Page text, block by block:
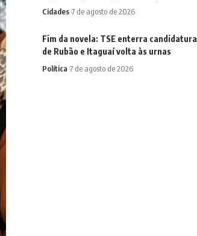
Cidades 7 de agosto de 2026
Fim da novela: TSE enterra candidatura
de Rubão e Itaguaí volta às urnas
Política 7 de agosto de 2026